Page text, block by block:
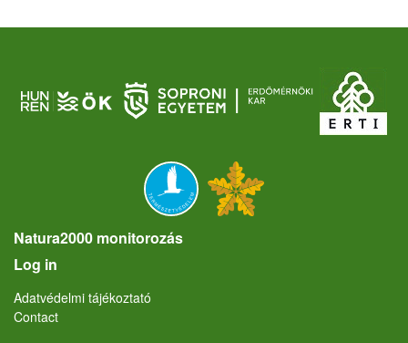
Natura2000 monitorozás
User account menu
Log in
Lábléc
Adatvédelmi tájékoztató
Contact